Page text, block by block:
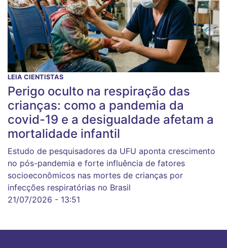
LEIA CIENTISTAS
Perigo oculto na respiração das
crianças: como a pandemia da
covid-19 e a desigualdade afetam a
mortalidade infantil
Estudo de pesquisadores da UFU aponta crescimento
no pós-pandemia e forte influência de fatores
socioeconômicos nas mortes de crianças por
infecções respiratórias no Brasil
21/07/2026 - 13:51